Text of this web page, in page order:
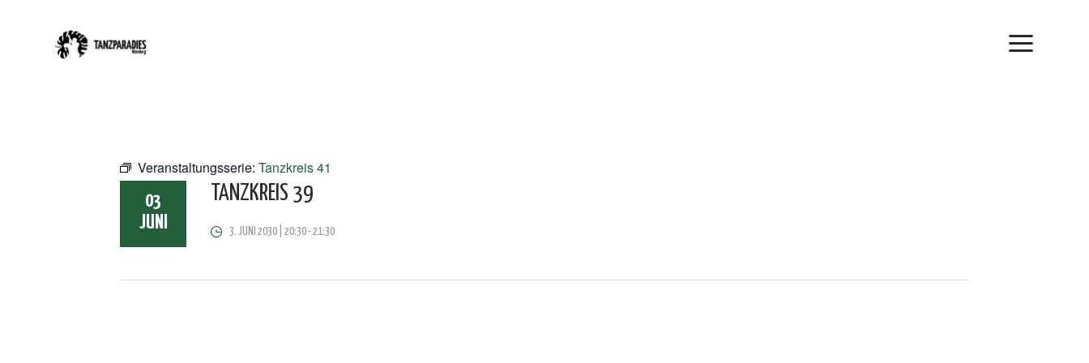
Veranstaltungsserie: Tanzkreis 41
03
JUNI
TANZKREIS 39
3. JUNI 2030 | 20:30-21:30